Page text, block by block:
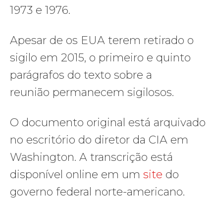
1973 e 1976.
Apesar de os EUA terem retirado o
sigilo em 2015, o primeiro e quinto
parágrafos do texto sobre a
reunião permanecem sigilosos.
O documento original está arquivado
no escritório do diretor da CIA em
Washington. A transcrição está
disponível online em um site do
governo federal norte-americano.